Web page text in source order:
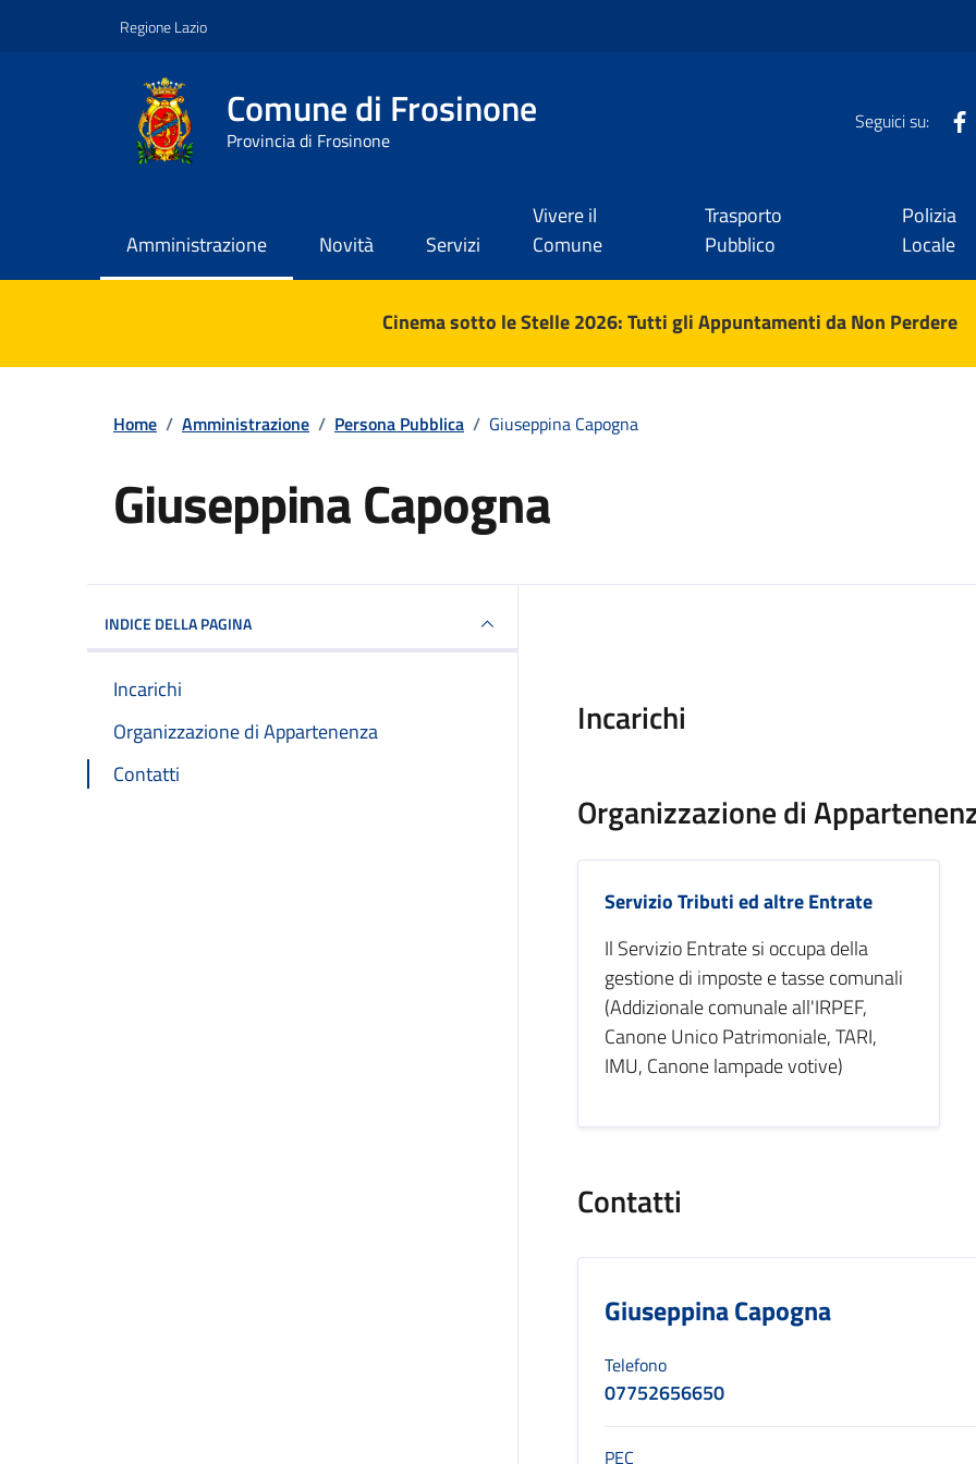
Regione Lazio
Comune di Frosinone
Provincia di Frosinone
Seguici su:
Amministrazione Novità Servizi
Vivere il
Comune
Trasporto
Pubblico
Polizia
Locale
Contenuti in evidenzaCinema sotto le Stelle 2026: Tutti gli Appuntamenti da Non Perdere
Home / Amministrazione / Persona Pubblica / Giuseppina Capogna
Giuseppina Capogna
INDICE DELLA PAGINA
Incarichi
Organizzazione di Appartenenza
Contatti
Incarichi
Organizzazione di
Servizio Tributi ed altre Entrate
Il Servizio Entrate si occupa della
gestione di imposte e tasse comunali
(Addizionale comunale all'IRPEF,
Canone Unico Patrimoniale, TARI,
IMU, Canone lampade votive)
Contatti
Giuseppina Capogna
Telefono
07752656650
PEC